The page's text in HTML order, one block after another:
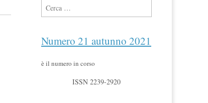
Ricerca per:
Numero 21 autunno 2021
è il numero in corso
ISSN 2239-2920